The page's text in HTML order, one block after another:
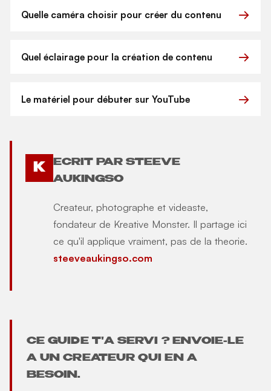
Quelle caméra choisir pour créer du contenu
Quel éclairage pour la création de contenu
Le matériel pour débuter sur YouTube
K
ECRIT PAR STEEVE
AUKINGSO
Createur, photographe et videaste,
fondateur de Kreative Monster. Il partage ici
ce qu'il applique vraiment, pas de la theorie.
steeveaukingso.com
CE GUIDE T'A SERVI ? ENVOIE-LE
A UN CREATEUR QUI EN A
BESOIN.